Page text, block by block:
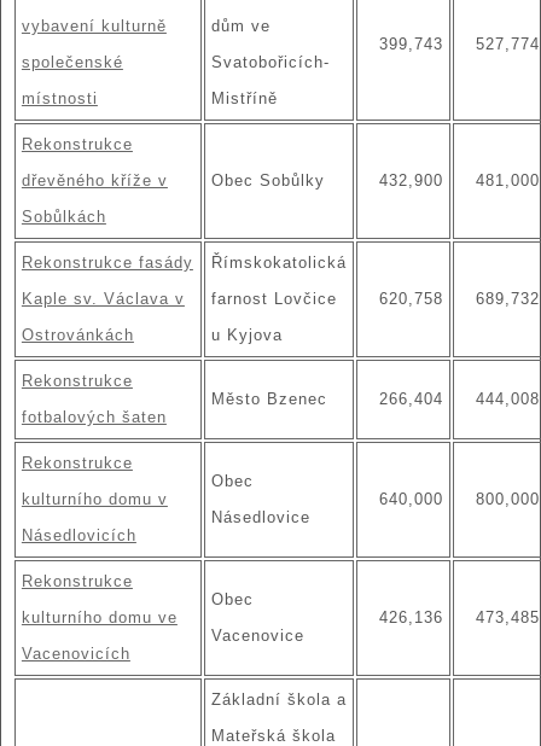
vybavení kulturně
společenské
místnosti
dům ve
Svatobořicích-
Mistříně
399,743 527,774
Rekonstrukce
dřevěného kříže v
Sobůlkách
Obec Sobůlky 432,900 481,000
Rekonstrukce fasády
Kaple sv. Václava v
Ostrovánkách
Římskokatolická
farnost Lovčice
u Kyjova
620,758 689,732
Rekonstrukce
fotbalových šaten
Město Bzenec 266,404 444,008
Rekonstrukce
kulturního domu v
Násedlovicích
Obec
Násedlovice
640,000 800,000
Rekonstrukce
kulturního domu ve
Vacenovicích
Obec
Vacenovice
426,136 473,485
Základní škola a
Mateřská škola